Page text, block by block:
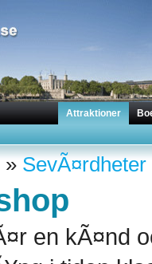
Attraktioner
» SevÃ¤rdheter
en kÃ¤nd